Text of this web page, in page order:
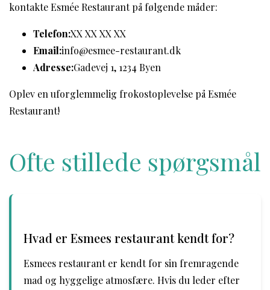
kontakte Esmée Restaurant på følgende måder:
Telefon:XX XX XX XX
Email:info@esmee-restaurant.dk
Adresse:Gadevej 1, 1234 Byen
Oplev en uforglemmelig frokostoplevelse på Esmée
Restaurant!
Ofte stillede spørgsmål
Hvad er Esmees restaurant kendt for?
Esmees restaurant er kendt for sin fremragende
mad og hyggelige atmosfære. Hvis du leder efter